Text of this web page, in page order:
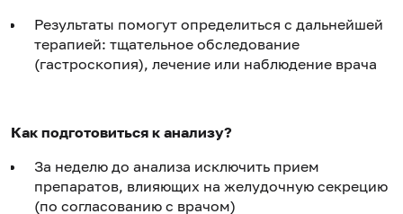
Результаты помогут определиться с дальнейшей
терапией: тщательное обследование
(гастроскопия), лечение или наблюдение врача
Как подготовиться к анализу?
За неделю до анализа исключить прием
препаратов, влияющих на желудочную секрецию
(по согласованию с врачом)